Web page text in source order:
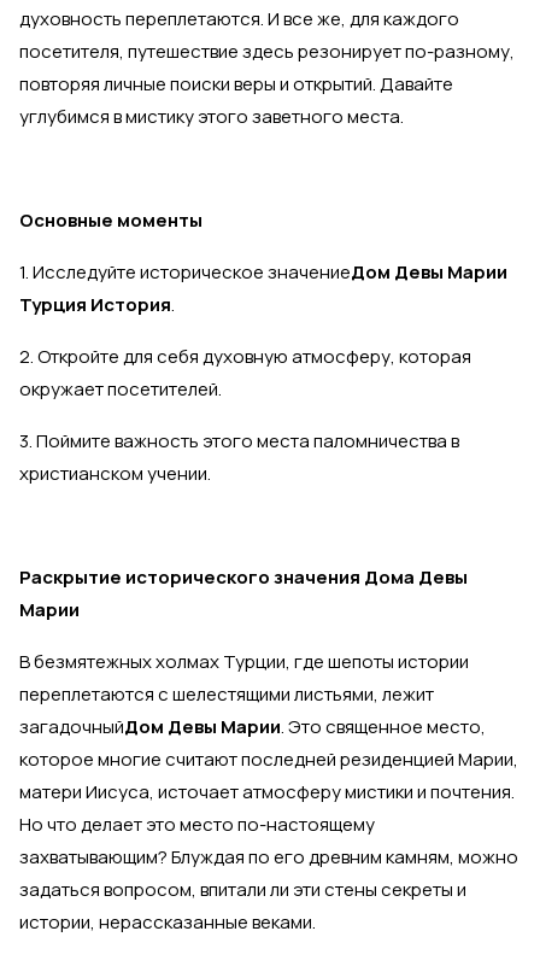
духовность переплетаются. И все же, для каждого
посетителя, путешествие здесь резонирует по-разному,
повторяя личные поиски веры и открытий. Давайте
углубимся в мистику этого заветного места.
Основные моменты
1. Исследуйте историческое значениеДом Девы Марии
Турция История.
2. Откройте для себя духовную атмосферу, которая
окружает посетителей.
3. Поймите важность этого места паломничества в
христианском учении.
Раскрытие исторического значения Дома Девы
Марии
В безмятежных холмах Турции, где шепоты истории
переплетаются с шелестящими листьями, лежит
загадочныйДом Девы Марии. Это священное место,
которое многие считают последней резиденцией Марии,
матери Иисуса, источает атмосферу мистики и почтения.
Но что делает это место по-настоящему
захватывающим? Блуждая по его древним камням, можно
задаться вопросом, впитали ли эти стены секреты и
истории, нерассказанные веками.